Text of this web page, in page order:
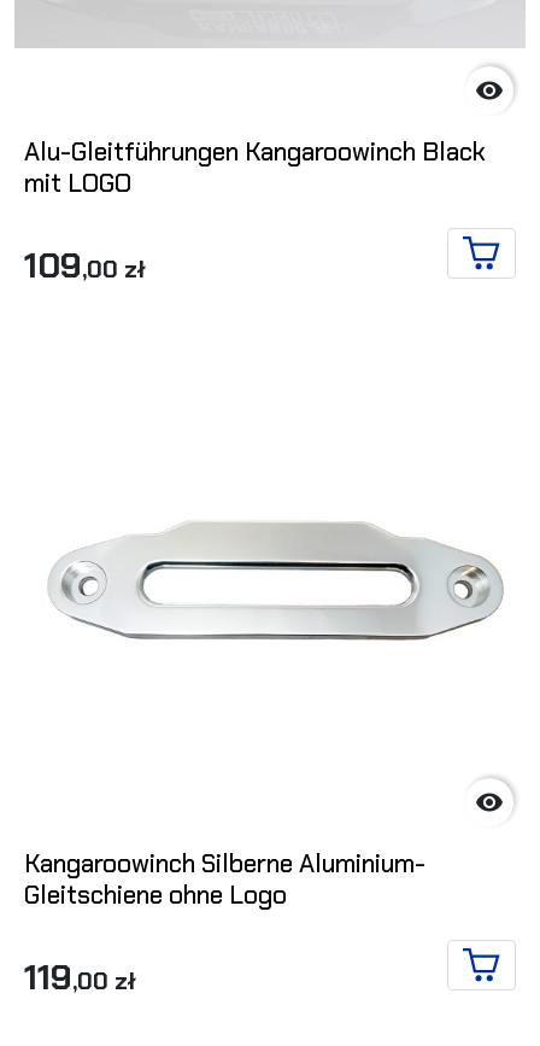

Alu-Gleitführungen Kangaroowinch Black
mit LOGO
109,00 zł IN

Kangaroowinch Silberne Aluminium-
Gleitschiene ohne Logo
119,00 zł IN